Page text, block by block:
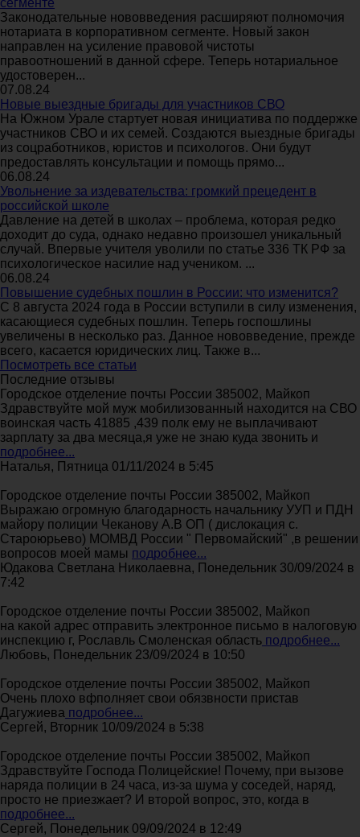
сегменте
Законодательные нововведения расширяют полномочия
нотариата в корпоративном сегменте. Новый закон
направлен на усиление правовой чистоты
правоотношений в данной сфере. Теперь нотариальное
удостоверен...
07.08.24
Новые выездные бригады для участников СВО
На Южном Урале стартует новая инициатива по поддержке
участников СВО и их семей. Создаются выездные бригады
из соцработников, юристов и психологов. Они будут
предоставлять консультации и помощь прямо...
06.08.24
Увольнение за издевательства: громкий прецедент в
российской школе
Давление на детей в школах – проблема, которая редко
доходит до суда, однако недавно произошел уникальный
случай. Впервые учителя уволили по статье 336 ТК РФ за
психологическое насилие над учеником. ...
06.08.24
Повышение судебных пошлин в России: что изменится?
С 8 августа 2024 года в России вступили в силу изменения,
касающиеся судебных пошлин. Теперь госпошлины
увеличены в несколько раз. Данное нововведение, прежде
всего, касается юридических лиц. Также в...
Посмотреть все статьи
Последние отзывы
Городское отделение почты России 385002, Майкоп
Здравствуйте мой муж мобилизованный находится на СВО
воинская часть 41885 ,439 полк ему не выплачивают
зарплату за два месяца,я уже не знаю куда звонить и
подробнее...
Наталья, Пятница 01/11/2024 в 5:45
Городское отделение почты России 385002, Майкоп
Выражаю огромную благодарность начальнику УУП и ПДН
майору полиции Чеканову А.В ОП ( дислокация с.
Староюрьево) МОМВД России " Первомайский" ,в решении
вопросов моей мамы подробнее...
Юдакова Светлана Николаевна, Понедельник 30/09/2024 в
7:42
Городское отделение почты России 385002, Майкоп
на какой адрес отправить электронное письмо в налоговую
инспекцию г, Рославль Смоленская область подробнее...
Любовь, Понедельник 23/09/2024 в 10:50
Городское отделение почты России 385002, Майкоп
Очень плохо вфполняет свои обязвности пристав
Дагужиева подробнее...
Сергей, Вторник 10/09/2024 в 5:38
Городское отделение почты России 385002, Майкоп
Здравствуйте Господа Полицейские! Почему, при вызове
наряда полиции в 24 часа, из-за шума у соседей, наряд,
просто не приезжает? И второй вопрос, это, когда в
подробнее...
Сергей, Понедельник 09/09/2024 в 12:49